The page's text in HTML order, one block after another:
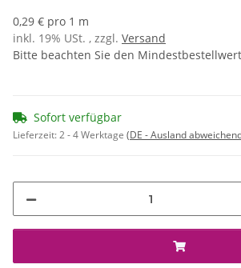
0,29 € pro 1 m
inkl. 19% USt. , zzgl. Versand
Bitte beachten Sie den Mindestbestellwert
Sofort verfügbar
Lieferzeit:2 - 4 Werktage (DE - Ausland